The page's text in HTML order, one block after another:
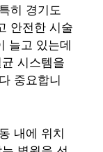
히 경기도
안전한 시술
늘고 있는데
시스템을
중요합니
내에 위치